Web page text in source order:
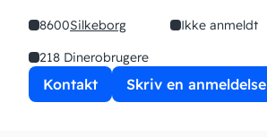
8600Silkeborg
Ikke anmeldt
218 Dinerobrugere
Kontakt Skriv en anmeldelse